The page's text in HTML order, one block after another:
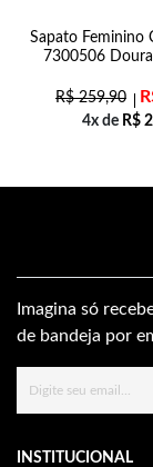
Sapato Feminino
7300506
R$259,90
4x de R$
Imagina só
de bandeja por
INSTITUCIONAL